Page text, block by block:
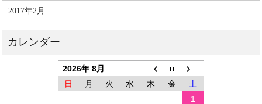
2017年2月
2026年 8月
日
月 火 水 木 金
土
1